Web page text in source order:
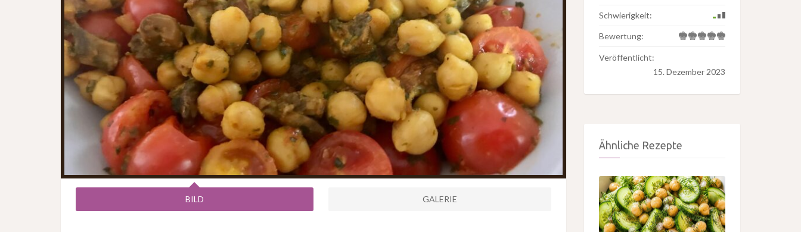
BILD GALERIE
Schwierigkeit:
Bewertung:
Veröffentlicht:
15. Dezember 2023
Ähnliche Rezepte